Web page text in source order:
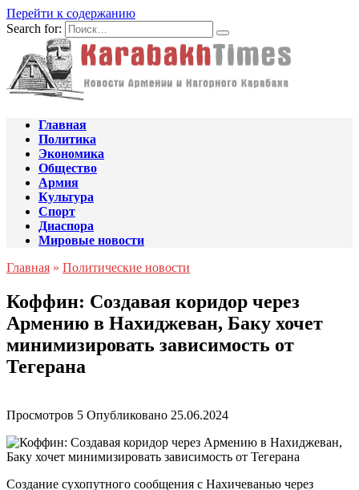
Перейти к содержанию
Search for:
Главная
Политика
Экономика
Общество
Армия
Культура
Спорт
Диаспора
Мировые новости
Главная » Политические новости
Коффин: Создавая коридор через
Армению в Нахиджеван, Баку хочет
минимизировать зависимость от
Тегерана
Просмотров 5 Опубликовано 25.06.2024
Создание сухопутного сообщения с Нахичеванью через